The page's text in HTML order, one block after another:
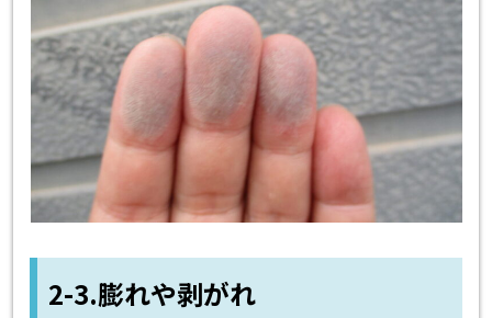
2-3.膨れや剥がれ